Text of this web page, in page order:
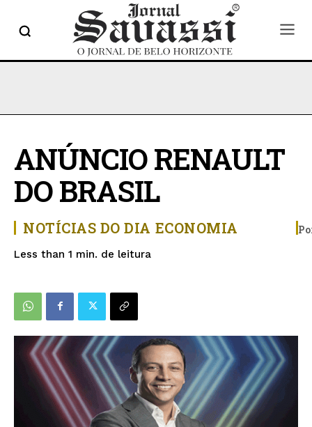
ANÚNCIO RENAULT
DO BRASIL
NOTÍCIAS DO DIA ECONOMIA
Less than 1 min. de leitura